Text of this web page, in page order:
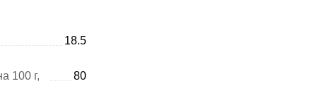
18.5
100 г, 80